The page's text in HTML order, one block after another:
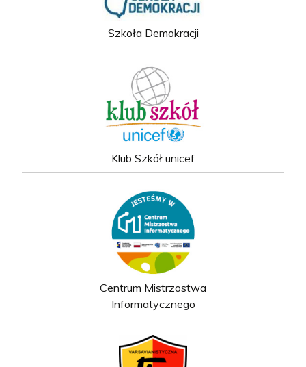
Szkoła Demokracji
Klub Szkół unicef
Centrum Mistrzostwa
Informatycznego